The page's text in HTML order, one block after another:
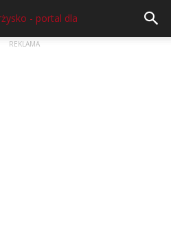
REKLAMA